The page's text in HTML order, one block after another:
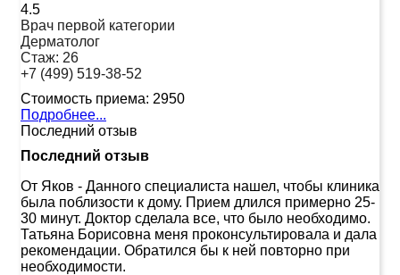
4.5
Врач первой категории
Дерматолог
Стаж: 26
+7 (499) 519-38-52
Стоимость приема: 2950
Подробнее...
Последний отзыв
Последний отзыв
От Яков - Данного специалиста нашел, чтобы клиника
была поблизости к дому. Прием длился примерно 25-
30 минут. Доктор сделала все, что было необходимо.
Татьяна Борисовна меня проконсультировала и дала
рекомендации. Обратился бы к ней повторно при
необходимости.